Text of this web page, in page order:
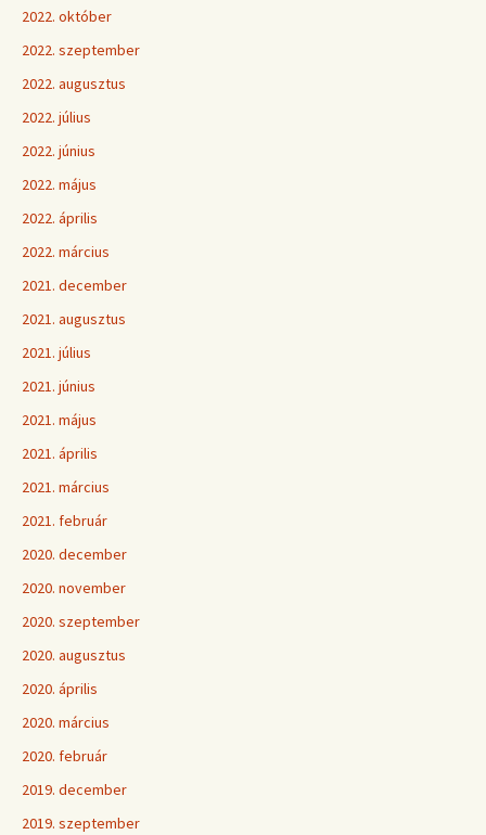
2022. október
2022. szeptember
2022. augusztus
2022. július
2022. június
2022. május
2022. április
2022. március
2021. december
2021. augusztus
2021. július
2021. június
2021. május
2021. április
2021. március
2021. február
2020. december
2020. november
2020. szeptember
2020. augusztus
2020. április
2020. március
2020. február
2019. december
2019. szeptember